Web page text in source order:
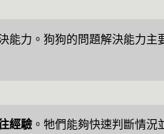
能力。狗狗的問題解決能力主
經驗 。牠們能夠快速判斷情